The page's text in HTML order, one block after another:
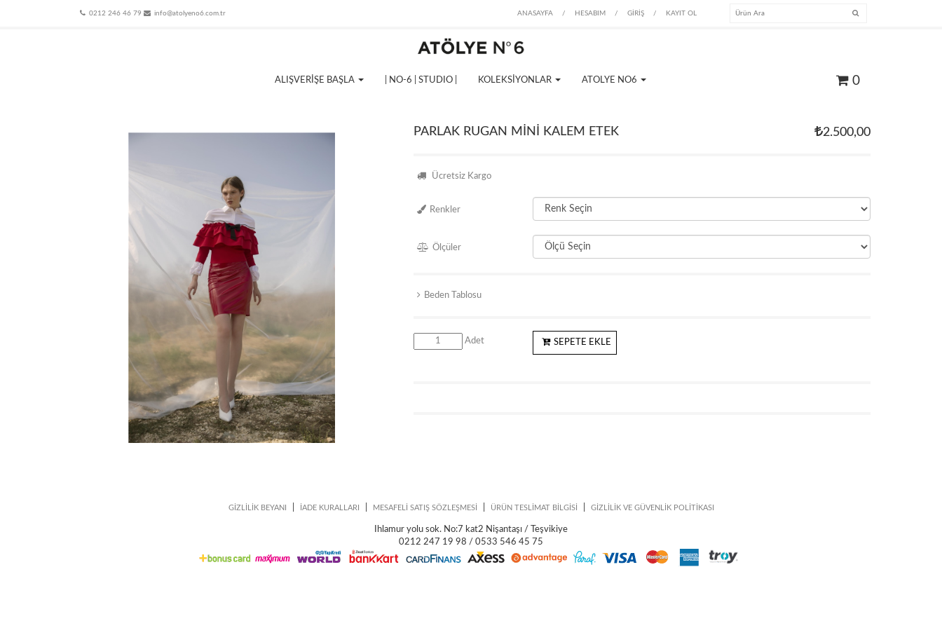
0212 246 46 79 info@atolyeno6.com.tr ANASAYFA / HESABIM / GİRİŞ / KAYIT OL
ALIŞVERİŞE BAŞLA | NO-6 | STUDIO | KOLEKSİYONLAR ATOLYE NO6 0
PARLAK RUGAN MİNİ KALEM ETEK 2.500,00
Ücretsiz Kargo
Renkler
Ölçüler
Beden Tablosu
Adet SEPETE EKLE
GİZLİLİK BEYANI İADE KURALLARI MESAFELİ SATIŞ SÖZLEŞMESİ ÜRÜN TESLİMAT BİLGİSİ GİZLİLİK VE GÜVENLİK POLİTİKASI
Ihlamur yolu sok. No:7 kat2 Nişantaşı / Teşvikiye
0212 247 19 98 / 0533 546 45 75